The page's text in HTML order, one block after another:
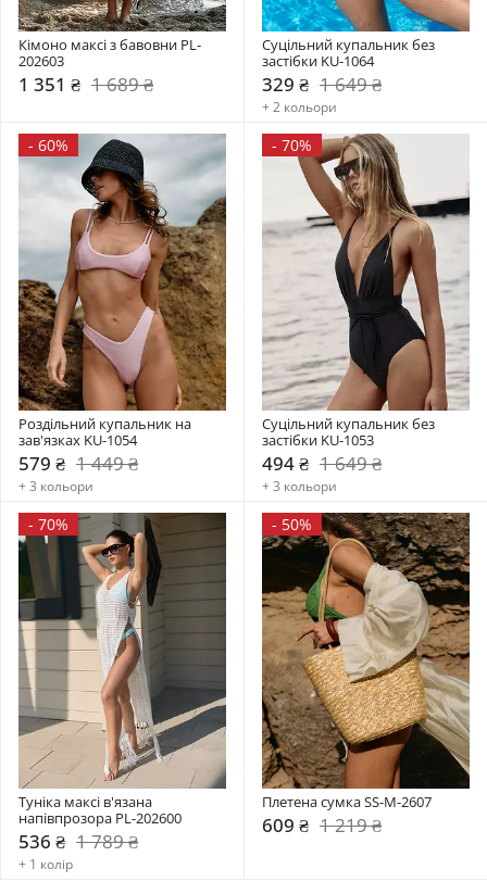
Кімоно максі з бавовни PL-
202603
1 351 ₴ 1 689 ₴
Суцільний купальник без
застібки KU-1064
329 ₴ 1 649 ₴
+ 2 кольори
- 60%
Роздільний купальник на
зав'язках KU-1054
579 ₴ 1 449 ₴
+ 3 кольори
- 70%
Суцільний купальник без
застібки KU-1053
494 ₴ 1 649 ₴
+ 3 кольори
- 70%
Туніка максі в'язана
напівпрозора PL-202600
536 ₴ 1 789 ₴
+ 1 колір
- 50%
Плетена сумка SS-M-2607
609 ₴ 1 219 ₴